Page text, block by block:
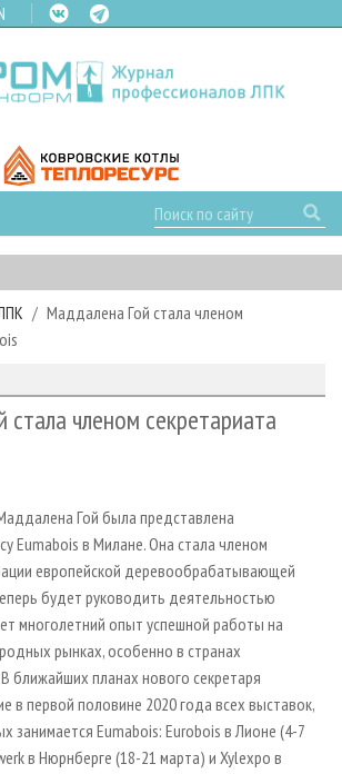
ДРЕВЕСНЫХ ПЛИТ
МЕБЕЛИ
МАТЕРИАЛЫ
ИНВЕСТПРОЕКТЫ
REVIEW
Маддалена Гой стала членом
членом секретариата
Гой была представлена
Eumabois в Милане. Она стала членом
европейской деревообрабатывающей
будет руководить деятельностью
многолетний опыт успешной работы на
рынках, особенно в странах
ближайших планах нового секретаря
в первой половине 2020 года всех выставок,
занимается Eumabois: Eurobois в Лионе (4-7
в Нюрнберге (18-21 марта) и Xylexpo в